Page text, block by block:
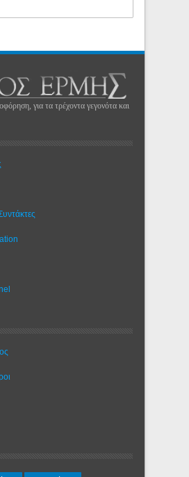
για τα τρέχοντα γεγονότα και